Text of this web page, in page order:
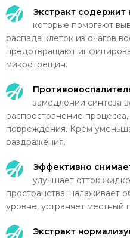
Экстракт содержит
которые помогают
распада клеток из очагов
предотвращают
микротрещин.
замедлении синтеза
распространение
повреждения. Крем
раздражения.
Эффективно
улучшает отток
пространства, налаживает
уровне, устраняет местный
Экстракт